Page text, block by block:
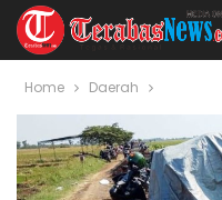
Home Daerah